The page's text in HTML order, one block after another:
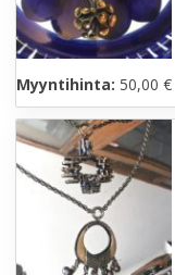
Myyntihinta: 50,00 €